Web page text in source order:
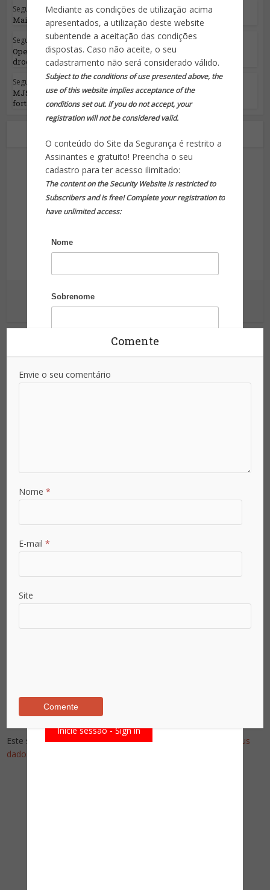
Mediante as condições de utilização acima
apresentados, a utilização deste website
subentende a aceitação das condições
dispostas. Caso não aceite, o seu
cadastramento não será considerado válido.
Subject to the conditions of use presented above, the
use of this website implies acceptance of the
conditions set out. If you do not accept, your
registration will not be considered valid.
O conteúdo do Site da Segurança é restrito a
Assinantes e gratuito! Preencha o seu
cadastro para ter acesso ilimitado:
The content on the Security Website is restricted to
Subscribers and is free! Complete your registration to
have unlimited access:
Nome
Sobrenome
Already a subscriber?
Inicie sessão - Sign in
Segurança Pública
Mais um episódio da ‘guerra’ do RJ
Segurança Pública
Operação Hórus apreende 43 toneladas de
drogas e causa...
Segurança Pública
MJSP e GSI discutem medidas de
fortalecimento de...
Ver outras postagens
Comente
Envie o seu comentário
Nome*
E-mail*
Site
Este site utiliza o Akismet para reduzir spam.
Saiba como seus
dados em comentários são processados